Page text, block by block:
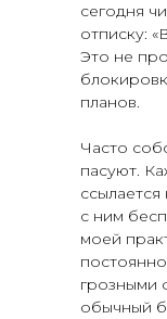
сегодня
отписку:
Это не
планов.
Часто
пасуют.
с ним
моей
грозными
обычный